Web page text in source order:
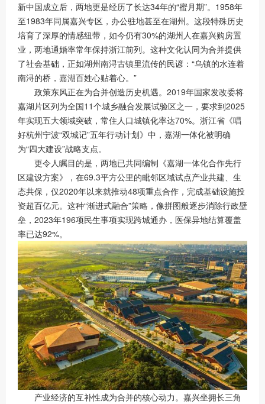
新中国成立后，两地更是经历了长达34年的“蜜月期”。1958年
至1983年同属嘉兴专区，办公驻地甚至在湖州。这段特殊历史
培育了深厚的情感纽带，如今仍有30%的湖州人在嘉兴购房置
业，两地通婚率常年保持浙江前列。这种文化认同为合并提供
了社会基础，正如湖州南浔古镇里流传的民谚：“乌镇的水连着
南浔的桥，嘉湖百姓心贴着心。”
政策东风正在为合并创造历史机遇。2019年国家发改委将
嘉湖片区列为全国11个城乡融合发展试验区之一，要求到2025
年实现五大领域突破，常住人口城镇化率达70%。浙江省《唱
好杭州宁波“双城记”五年行动计划》中，嘉湖一体化被明确
为“四大建设”战略支点。
更令人瞩目的是，两地已共同编制《嘉湖一体化合作先行
区建设方案》，在69.3平方公里的毗邻区域试点产业共建、生
态共保，仅2020年以来就推动48项重点合作，完成基础设施投
资超百亿元。这种“渐进式融合”策略，像拼图般逐步消除行政壁
垒，2023年196项民生事项实现跨城通办，医保异地结算覆盖
率已达92%。
产业经济的互补性成为合并的核心动力。嘉兴坐拥长三角